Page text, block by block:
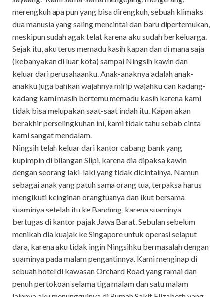
merengkuh apa pun yang bisa direngkuh, sebuah klimaks
dua manusia yang saling mencintai dan baru dipertemukan,
meskipun sudah agak telat karena aku sudah berkeluarga.
Sejak itu, aku terus memadu kasih kapan dan di mana saja
(kebanyakan di luar kota) sampai Ningsih kawin dan
keluar dari perusahaanku. Anak-anaknya adalah anak-
anakku juga bahkan wajahnya mirip wajahku dan kadang-
kadang kami masih bertemu memadu kasih karena kami
tidak bisa melupakan saat-saat indah itu. Kapan akan
berakhir perselingkuhan ini, kami tidak tahu sebab cinta
kami sangat mendalam.
Ningsih telah keluar dari kantor cabang bank yang
kupimpin di bilangan Slipi, karena dia dipaksa kawin
dengan seorang laki-laki yang tidak dicintainya. Namun
sebagai anak yang patuh sama orang tua, terpaksa harus
mengikuti keinginan orangtuanya dan ikut bersama
suaminya setelah itu ke Bandung, karena suaminya
bertugas di kantor pajak Jawa Barat. Sebulan sebelum
menikah dia kuajak ke Singapore untuk operasi selaput
dara, karena aku tidak ingin Ningsihku bermasalah dengan
suaminya pada malam pengantinnya. Kami menginap di
sebuah hotel di kawasan Orchard Road yang ramai dan
penuh pertokoan selama tiga malam dan satu malam